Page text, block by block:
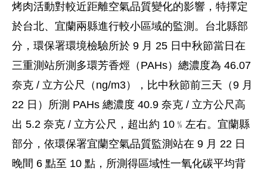
烤肉活動對較近距離空氣品質變化的影響，特擇定
於台北、宜蘭兩縣進行較小區域的監測。台北縣部
分，環保署環境檢驗所於 9 月 25 日中秋節當日在
三重測站所測多環芳香烴（PAHs）總濃度為 46.07
奈克 / 立方公尺（ng/m3），比中秋節前三天（9 月
22 日）所測 PAHs 總濃度 40.9 奈克 / 立方公尺高
出 5.2 奈克 / 立方公尺，超出約 10﹪左右。宜蘭縣
部分，依環保署宜蘭空氣品質監測站在 9 月 22 日
晚間 6 點至 10 點，所測得區域性一氧化碳平均背